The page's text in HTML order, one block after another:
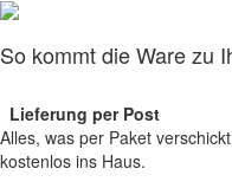
So kommt die Ware zu
Lieferung per Post
Alles, was per Paket
kostenlos ins Haus.